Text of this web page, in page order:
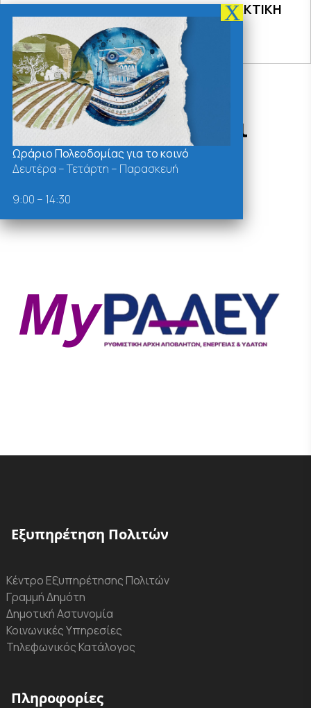
ΠΡΟΣΚΛΗΣΗ 27ης ΣΥΝΕΔΡΙΑΣΗΣ ΤΑΚΤΙΚΗ
Δράσεις - Χρήσιμοι
Σύνδεσμοι
Εξυπηρέτηση Πολιτών
Κέντρο Εξυπηρέτησης Πολιτών
Γραμμή Δημότη
Δημοτική Αστυνομία
Κοινωνικές Υπηρεσίες
Τηλεφωνικός Κατάλογος
Πληροφορίες
Ωράριο Πολεοδομίας για το κοινό
Δευτέρα – Τετάρτη – Παρασκευή
9:00 – 14:30